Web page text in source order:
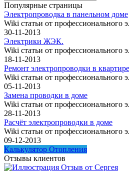
Популярные страницы
Электропроводка в панельном доме
Wiki статьи от профессионального
30-11-2013
Электрики ЖЭК.
Wiki статьи от профессионального
18-11-2013
Ремонт электропроводки в квартире
Wiki статьи от профессионального
05-11-2013
Замена проводки в доме
Wiki статьи от профессионального
28-11-2013
Расчёт электропроводки в доме
Wiki статьи от профессионального
09-12-2013
Калькулятор Отопления
Отзывы клиентов